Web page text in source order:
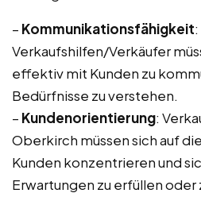
– Kommunikationsfähigkeit:
Verkaufshilfen/Verkäufer
effektiv mit Kunden zu
Bedürfnisse zu verstehen.
– Kundenorientierung:
Oberkirch müssen sich auf
Kunden konzentrieren und
Erwartungen zu erfüllen